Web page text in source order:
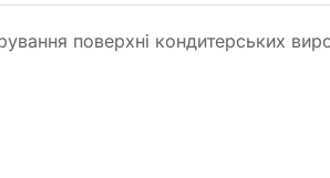
поверхні кондитерських